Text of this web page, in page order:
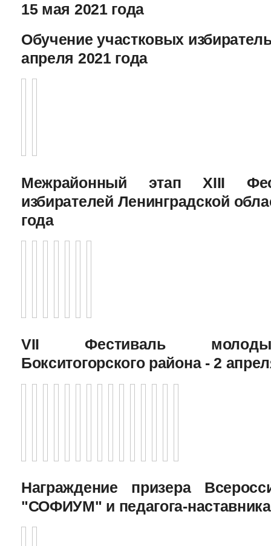
15 мая 2021 года
Обучение участковых
апреля 2021 года
Межрайонный этап XIII
избирателей Ленинградской
года
VII Фестиваль
Бокситогорского района - 2
Награждение призера
"СОФИУМ" и педагога-наставника